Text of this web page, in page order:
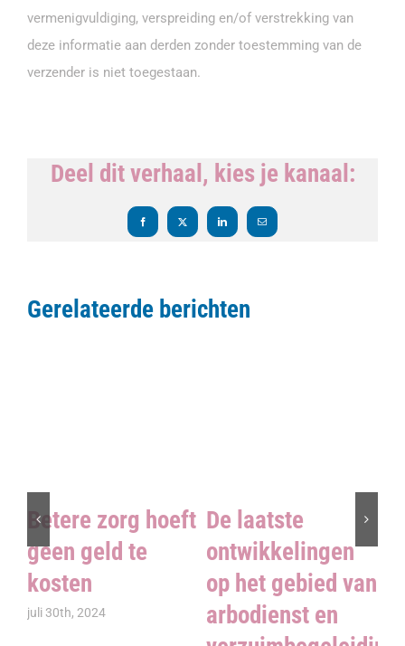
vermenigvuldiging, verspreiding en/of verstrekking van
deze informatie aan derden zonder toestemming van de
verzender is niet toegestaan.
Deel dit verhaal, kies je kanaal:
Facebook X LinkedIn
E-
mail
Gerelateerde berichten
Betere zorg hoeft
geen geld te
kosten
juli 30th, 2024
De laatste
ontwikkelingen
op het gebied van
arbodienst en